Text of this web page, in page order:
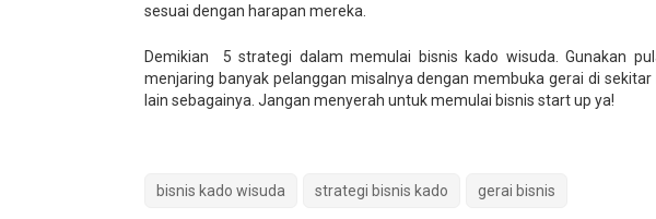
sesuai dengan harapan mereka.
Demikian 5 strategi dalam memulai bisnis kado wisuda. Gunakan
menjaring banyak pelanggan misalnya dengan membuka gerai di
lain sebagainya. Jangan menyerah untuk memulai bisnis start up ya!
bisnis kado wisuda strategi bisnis kado gerai bisnis